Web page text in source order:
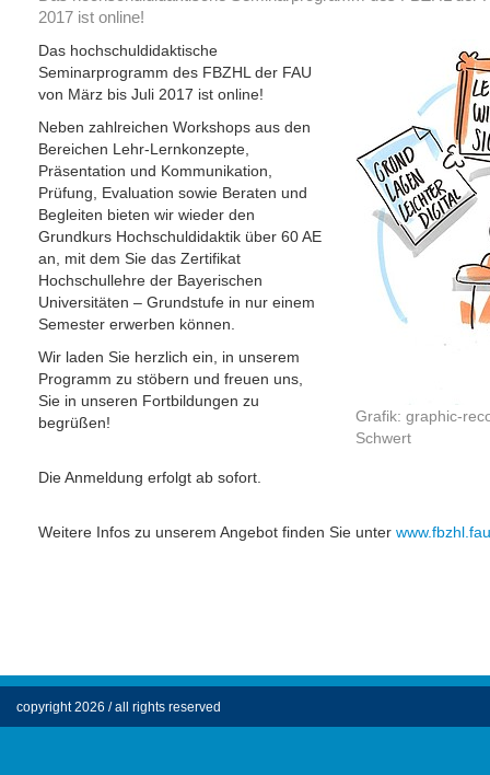
2017 ist online!
Grafik: graphic-
Schwert
Das hochschuldidaktische
Seminarprogramm des FBZHL der FAU
von März bis Juli 2017 ist online!
Neben zahlreichen Workshops aus den
Bereichen Lehr-Lernkonzepte,
Präsentation und Kommunikation,
Prüfung, Evaluation sowie Beraten und
Begleiten bieten wir wieder den
Grundkurs Hochschuldidaktik über 60 AE
an, mit dem Sie das Zertifikat
Hochschullehre der Bayerischen
Universitäten – Grundstufe in nur einem
Semester erwerben können.
Wir laden Sie herzlich ein, in unserem
Programm zu stöbern und freuen uns,
Sie in unseren Fortbildungen zu
begrüßen!
Die Anmeldung erfolgt ab sofort.
Weitere Infos zu unserem Angebot finden Sie unter
copyright 2026 / all rights reserved